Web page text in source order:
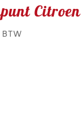
Citroen